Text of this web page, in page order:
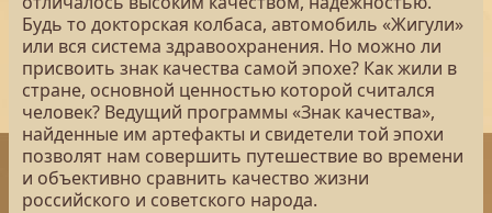
Будь то докторская колбаса, автомобиль «Жигули»
или вся система здравоохранения. Но можно ли
присвоить знак качества самой эпохе? Как жили в
стране, основной ценностью которой считался
человек? Ведущий программы «Знак качества»,
найденные им артефакты и свидетели той эпохи
позволят нам совершить путешествие во времени
и объективно сравнить качество жизни
российского и советского народа.